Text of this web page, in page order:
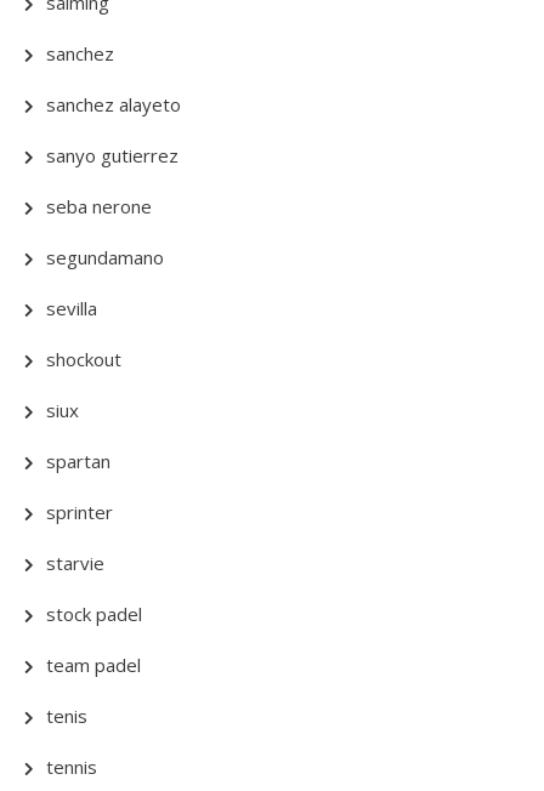
sanchez
sanchez alayeto
sanyo gutierrez
seba nerone
segundamano
sevilla
shockout
siux
spartan
sprinter
starvie
stock padel
team padel
tenis
tennis